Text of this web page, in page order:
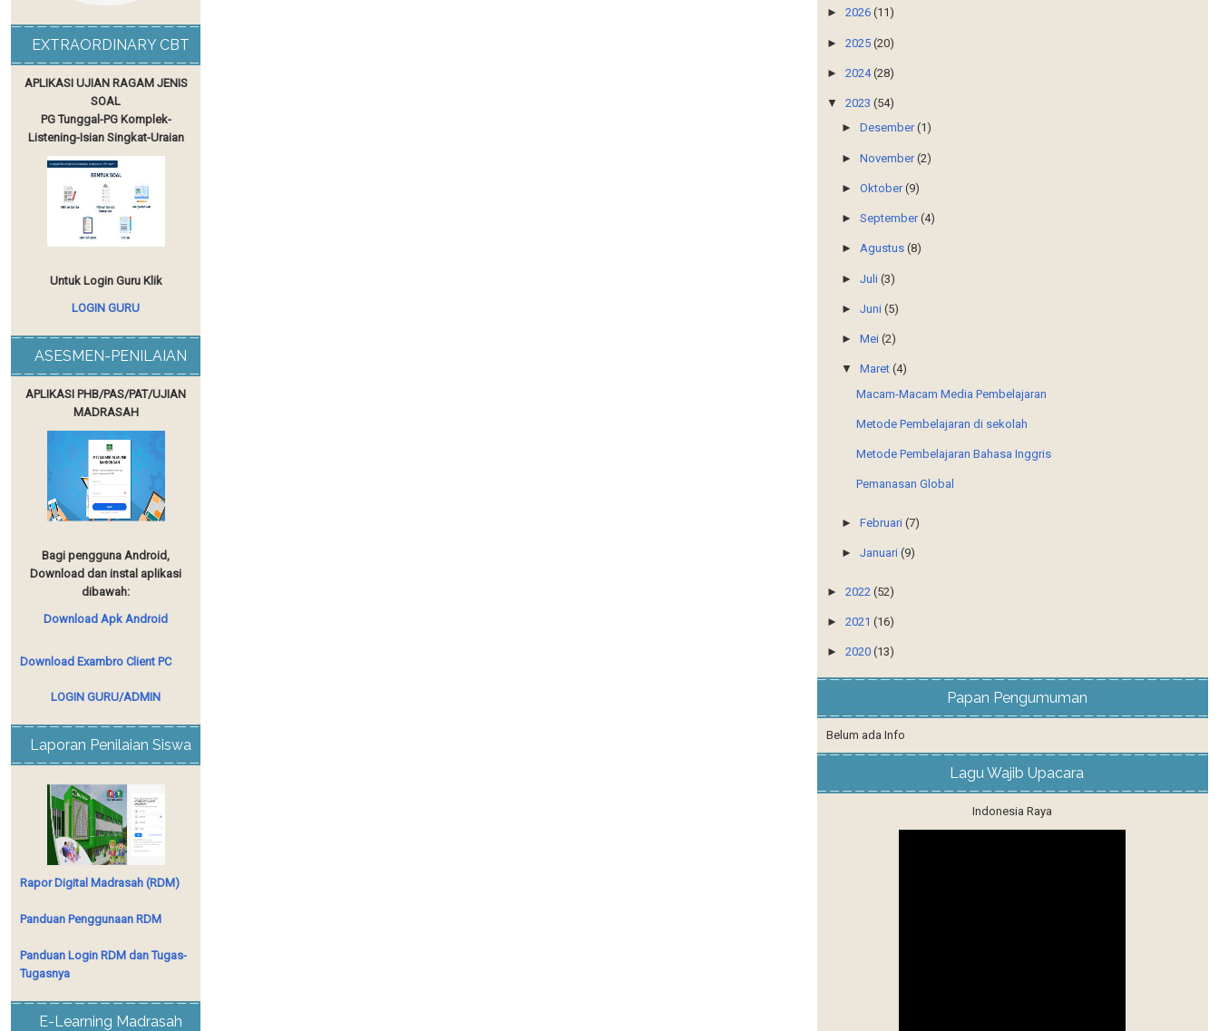
EXTRAORDINARY CBT
APLIKASI UJIAN RAGAM JENIS
SOAL
PG Tunggal-PG Komplek-
Listening-Isian Singkat-Uraian
Untuk Login Guru Klik
LOGIN GURU
ASESMEN-PENILAIAN
APLIKASI PHB/PAS/PAT/UJIAN
MADRASAH
Bagi pengguna Android,
Download dan instal aplikasi
dibawah:
Download Apk Android
Download Exambro Client PC
LOGIN GURU/ADMIN
Laporan Penilaian Siswa
Rapor Digital Madrasah (RDM)
Panduan Penggunaan RDM
Panduan Login RDM dan Tugas-
Tugasnya
E-Learning Madrasah
►2026(11)
►2025(20)
►2024(28)
▼2023(54)
► Desember(1)
► November(2)
► Oktober(9)
► September(4)
► Agustus (8)
► Juli (3)
► Juni (5)
► Mei (2)
▼ Maret (4)
Macam-Macam Media Pembelajaran
Metode Pembelajaran di sekolah
Metode Pembelajaran Bahasa Inggris
Pemanasan Global
► Februari (7)
► Januari (9)
►2022(52)
►2021(16)
►2020(13)
Papan Pengumuman
Belum ada Info
Lagu Wajib Upacara
Indonesia Raya